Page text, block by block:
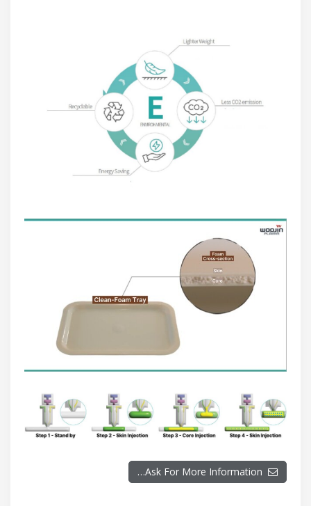
Ask For More Information…